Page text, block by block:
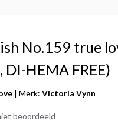
No.159 true
DI-HEMA FREE)
|Merk:Victoria Vynn
beoordeeld